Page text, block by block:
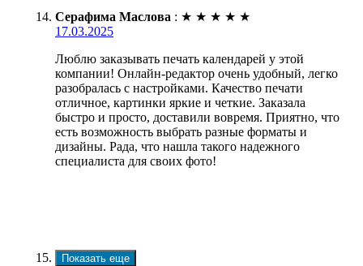
Серафима Маслова : ★ ★ ★ ★ ★
17.03.2025
Люблю заказывать печать календарей у этой
компании! Онлайн-редактор очень удобный, легко
разобралась с настройками. Качество печати
отличное, картинки яркие и четкие. Заказала
быстро и просто, доставили вовремя. Приятно, что
есть возможность выбрать разные форматы и
дизайны. Рада, что нашла такого надежного
специалиста для своих фото!
Показать еще